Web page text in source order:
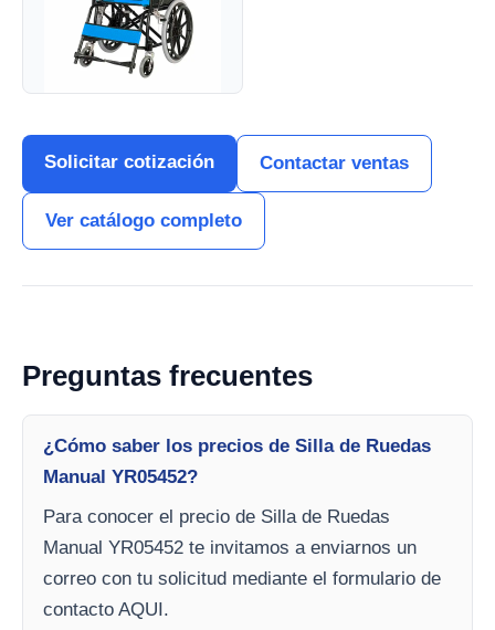
Solicitar cotización Contactar ventas
Ver catálogo completo
Preguntas frecuentes
¿Cómo saber los precios de Silla de Ruedas
Manual YR05452?
Para conocer el precio de Silla de Ruedas
Manual YR05452 te invitamos a enviarnos un
correo con tu solicitud mediante el formulario de
contacto AQUI.